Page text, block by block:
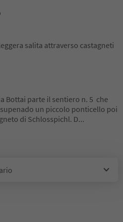
salita attraverso castagneti
Bottai parte il sentiero n. 5 che
un piccolo ponticello poi
di Schlosspichl. D...